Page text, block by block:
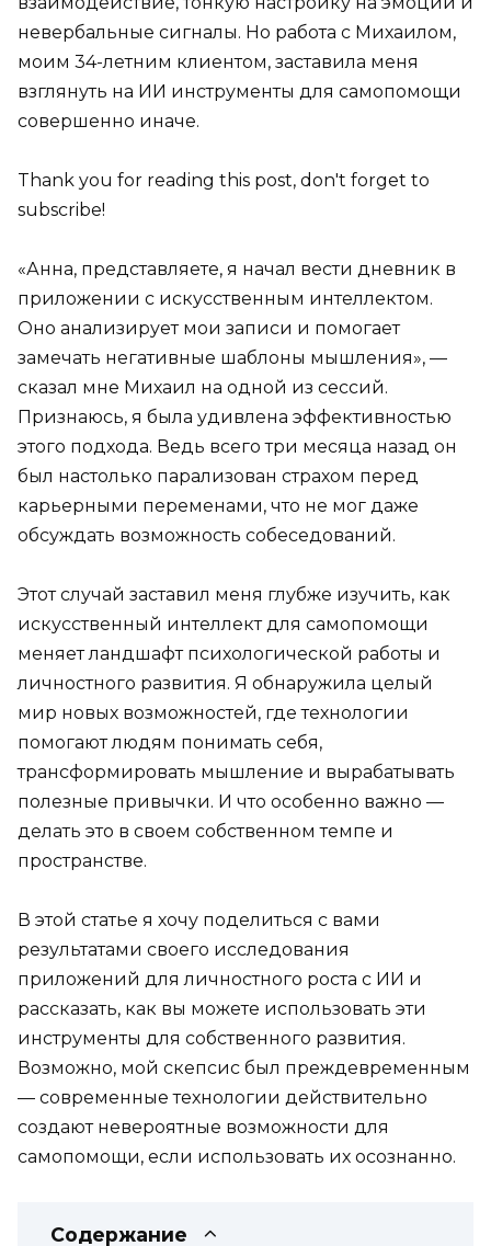
невербальные сигналы. Но работа с Михаилом,
моим 34-летним клиентом, заставила меня
взглянуть на ИИ инструменты для самопомощи
совершенно иначе.
Thank you for reading this post, don't forget to
subscribe!
«Анна, представляете, я начал вести дневник в
приложении с искусственным интеллектом.
Оно анализирует мои записи и помогает
замечать негативные шаблоны мышления», —
сказал мне Михаил на одной из сессий.
Признаюсь, я была удивлена эффективностью
этого подхода. Ведь всего три месяца назад он
был настолько парализован страхом перед
карьерными переменами, что не мог даже
обсуждать возможность собеседований.
Этот случай заставил меня глубже изучить, как
искусственный интеллект для самопомощи
меняет ландшафт психологической работы и
личностного развития. Я обнаружила целый
мир новых возможностей, где технологии
помогают людям понимать себя,
трансформировать мышление и вырабатывать
полезные привычки. И что особенно важно —
делать это в своем собственном темпе и
пространстве.
В этой статье я хочу поделиться с вами
результатами своего исследования
приложений для личностного роста с ИИ и
рассказать, как вы можете использовать эти
инструменты для собственного развития.
Возможно, мой скепсис был преждевременным
— современные технологии действительно
создают невероятные возможности для
самопомощи, если использовать их осознанно.
Содержание